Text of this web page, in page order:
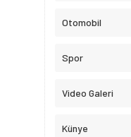
Otomobil
Spor
Video Galeri
Künye